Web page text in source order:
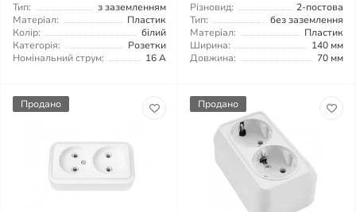
Тип:
з заземленням
Матеріал:
Пластик
Колір:
білий
Категорія:
Розетки
Номінальний струм:
16 А
Різновид:
2-постова
Тип:
без заземлення
Матеріал:
Пластик
Ширина:
140 мм
Довжина:
70 мм
Продано Продано